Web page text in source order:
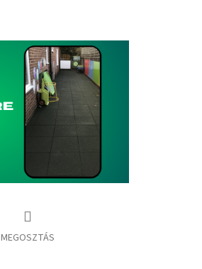
MEGOSZTÁS